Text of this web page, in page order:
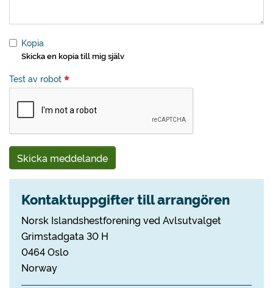
Kopia
Skicka en kopia till mig själv
Test av robot
Skicka meddelande
Kontaktuppgifter till arrangören
Norsk Islandshestforening ved Avlsutvalget
Grimstadgata 30 H
0464 Oslo
Norway